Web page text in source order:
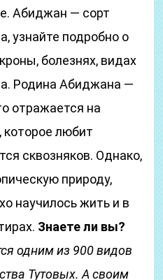
Абиджан — сорт
узнайте подробно о
болезнях, видах
Родина Абиджана —
отражается на
которое любит
сквозняков. Однако,
природу,
научилось жить и в
Знаете ли вы?
одним из 900 видов
Тутовых. А своим